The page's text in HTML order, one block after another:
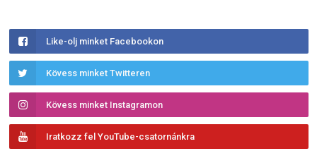
Like-olj minket Facebookon
Kövess minket Twitteren
Kövess minket Instagramon
Iratkozz fel YouTube-csatornánkra